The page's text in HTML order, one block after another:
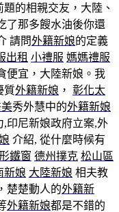
的相親交友，大陸、
了那多餿水油後你還
請問外籍新娘的定義
出租 小禮服 媽媽禮服
便宜，大陸新娘。我
質外籍新娘 ， 彰化太
秀外慧中的外籍新娘
印尼新娘政府立案,外
介紹, 從什麼時候有
鐵窗 德州撲克 松山區
新娘 大陸新娘 相夫教
，楚楚動人的外籍新
外籍新娘都是不錯的